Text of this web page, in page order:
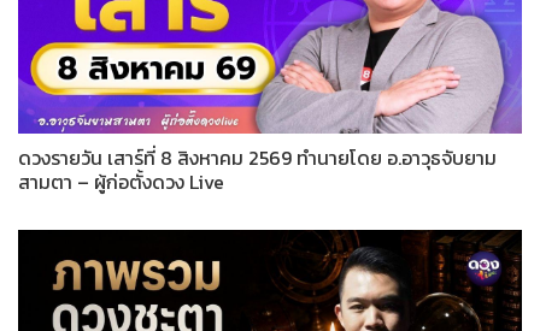
ดวงรายวัน เสาร์ที่ 8 สิงหาคม 2569 ทำนายโดย อ.อาวุธจับยาม
สามตา – ผู้ก่อตั้งดวง Live